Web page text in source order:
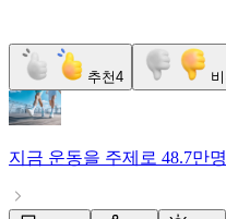
추천4
지금 운동을 주제로 48.7만명